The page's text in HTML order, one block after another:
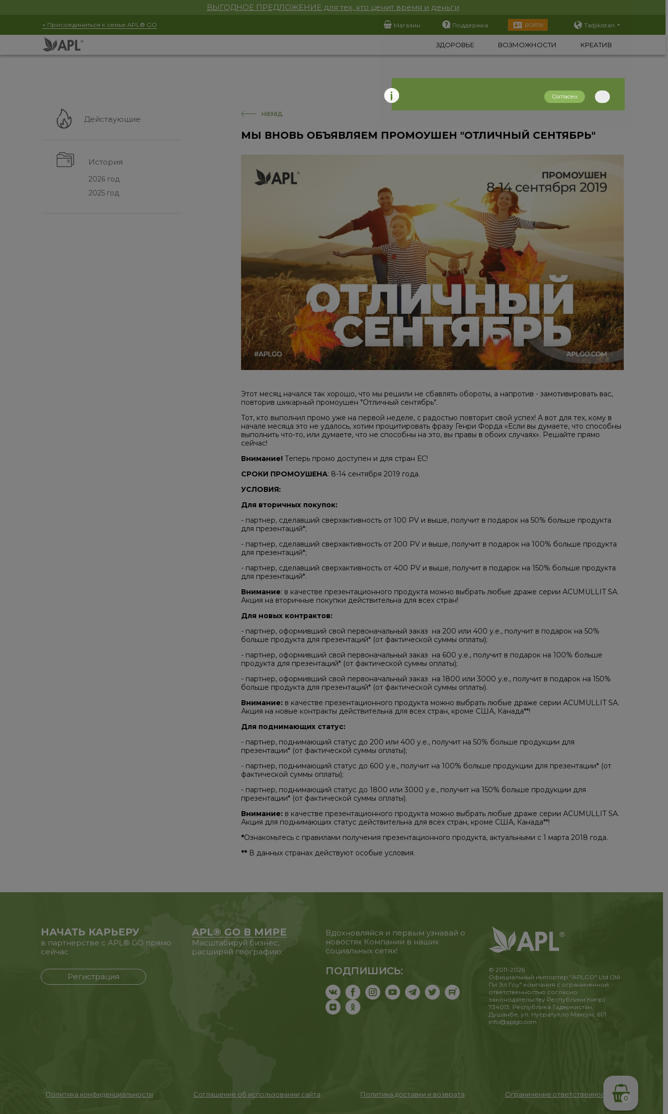
ВЫГОДНОЕ ПРЕДЛОЖЕНИЕ для тех, кто ценит время и деньги
+ Присоединиться к семье APL® GO Магазин Поддержка ВОЙТИ Tadjikistan
ЗДОРОВЬЕ ВОЗМОЖНОСТИ КРЕАТИВ
Действующие
История
2026 год
2025 год
назад
МЫ​ ВНОВЬ​ ОБЪЯВЛЯЕМ​ ПРОМОУШЕН​ "ОТЛИЧНЫЙ СЕНТЯБРЬ"
Этот месяц начался так хорошо, что мы решили не сбавлять обороты, а напротив - замотивировать вас,
повторив шикарный промоушен "Отличный сентябрь".
Тот, кто выполнил промо уже на первой неделе, с радостью повторит свой успех! А вот для тех, кому в
начале месяца это не удалось, хотим процитировать фразу Генри Форда​​ «Если вы думаете, что способны
выполнить что-то, или думаете, что не способны на это, вы правы в обоих случаях». Решайте прямо
сейчас!​
Внимание!Теперь промо доступен и для стран ЕС!
СРОКИ ПРОМОУШЕНА:​​ 8-14 сентября 2019 года.​
УСЛОВИЯ: ​
Для вторичных покупок:​ ​
- партнер, сделавший сверхактивность от 100 PV и выше, получит в подарок на 50% больше продукта
для презентаций*;
- партнер, сделавший сверхактивность от 200 PV и выше, получит в подарок на 100% больше продукта
для презентаций*;
- партнер, сделавший сверхактивность от 400 PV и выше, получит в подарок на 150% больше продукта
для презентаций*.
Внимание: в качестве презентационного продукта можно выбрать любые драже серии ACUMULLIT SA.
Акция на вторичные покупки действительна для всех стран!​
Для новых контрактов:
- партнер, оформивший свой первоначальный заказ ​ на​ 200 или​ 400 у.е., получит в подарок на 50%
больше продукта для презентаций* (от фактической суммы оплаты);
- партнер, оформивший свой первоначальный заказ ​ на​ 600 у.е., получит в подарок на 100% больше
продукта для презентаций* (от фактической суммы оплаты);
- партнер, оформивший свой первоначальный заказ ​ на​ 1800 или​ 3000 у.е., получит в подарок на 150%
больше продукта для презентаций* (от фактической суммы оплаты).
Внимание: в качестве презентационного продукта можно выбрать любые драже серии ACUMULLIT SA.
Акция на новые контракты действительна для всех стран, кроме США, Канада**!
Для поднимающих статус: ​
- партнер, поднимающий статус до 200 или​ 400 у.е.,​ получит на​ 50% больше продукции для
презентации* (от фактической суммы оплаты);
- партнер, поднимающий статус до 600 у.е., получит на 100% больше продукции для презентации* (от
фактической суммы оплаты);
- партнер, поднимающий статус до 1800 или​ 3000 у.е.,​ получит на​ 150% больше продукции для
презентации* (от фактической суммы оплаты).
Внимание: в качестве презентационного продукта можно выбрать любые драже серии ACUMULLIT SA.
Акция для поднимающих статус действительна для всех стран, кроме США, Канада**​!
*Ознакомьтесь с правилами получения презентационного продукта, актуальными с 1 марта 2018 года.
**​ В​ данных странах действуют особые условия.
НАЧАТЬ КАРЬЕРУ
в партнерстве с APL® GO прямо
сейчас
Регистрация
APL® GO В МИРЕ
Масштабируй бизнес,
расширяй географию.
Вдохновляйся и первым узнавай о
новостях Компании в наших
социальных сетях!
ПОДПИШИСЬ:
© 2011-2026
Официальный импортер "APLGO" Ltd (Эй
Пи Эл Гоу" компания с ограниченной
ответственностью согласно
законодательству Республики Кипр)
734013, Республика Таджикистан,
Душанбе, ул. Нусратулло Махсум, 61/1
info@aplgo.com
Политика конфиденциальности Соглашение об использовании сайта Политика доставки и возврата Ограничение ответственности 0
Согласен